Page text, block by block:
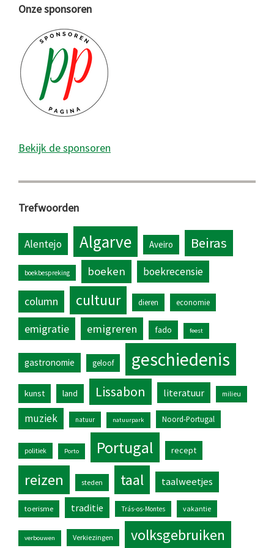
Onze sponsoren
Bekijk de sponsoren
Trefwoorden
Alentejo Algarve Aveiro Beiras
boekbespreking boeken boekrecensie
column cultuur dieren economie
emigratie emigreren fado feest
gastronomie geloof geschiedenis
kunst land Lissabon literatuur milieu
muziek natuur natuurpark Noord-Portugal
politiek Porto Portugal recept
reizen steden taal taalweetjes
toerisme traditie Trás-os-Montes vakantie
verbouwen Verkiezingen volksgebruiken